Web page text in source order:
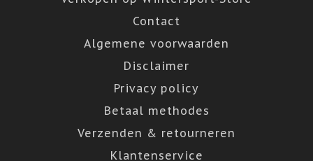
Contact
Algemene voorwaarden
Disclaimer
Privacy policy
Betaal methodes
Verzenden & retourneren
Klantenservice